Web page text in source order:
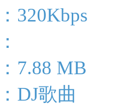
320Kbps
7.88 MB
DJ歌曲